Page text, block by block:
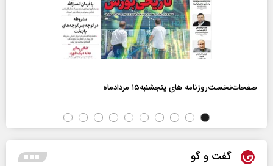
صفحات‌نخست‌روزنامه ها‌ی پنجشنبه‌۱۵ مردادماه
گفت و گو